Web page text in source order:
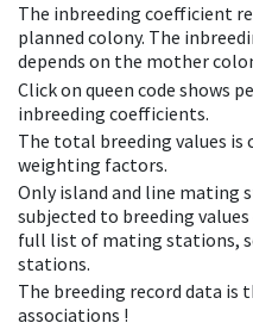
The inbreeding coefficient
planned colony. The
depends on the mother
Click on queen code shows
inbreeding coefficients.
The total breeding values is
weighting factors.
Only island and line mating
subjected to breeding
full list of mating stations,
stations.
The breeding record data
associations !